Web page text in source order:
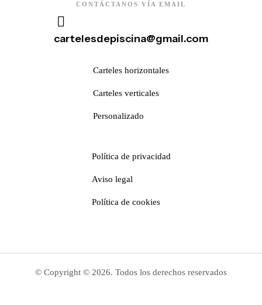
CONTÁCTANOS VÍA EMAIL
cartelesdepiscina@gmail.com
Carteles horizontales
Carteles verticales
Personalizado
Política de privacidad
Aviso legal
Política de cookies
© Copyright © 2026. Todos los derechos reservados